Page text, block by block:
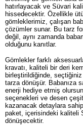
hatırlayacak ve Süvari
hissedecektir. Özellikle
gömleklerimiz, çalışan
çözümler sunar. Bu tarz
değil, aynı zamanda
olduğunu kanıtlar.
Gömlekler farklı
kravatı, kaliteli bir deri
birleştirildiğinde, seçtiğiniz
tarza dönüşür. Babanıza
enerji hediye etmiş
seçenekleri ve desen
kazanacak detaylara
paket, içerisindeki kaliteli
dönüşecektir.